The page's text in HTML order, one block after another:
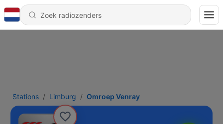
Stations Limburg Omroep Venray